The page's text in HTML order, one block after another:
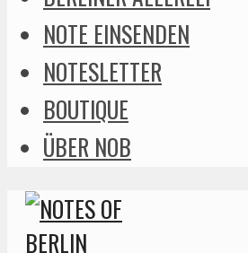
NOTE EINSENDEN
NOTESLETTER
BOUTIQUE
ÜBER NOB